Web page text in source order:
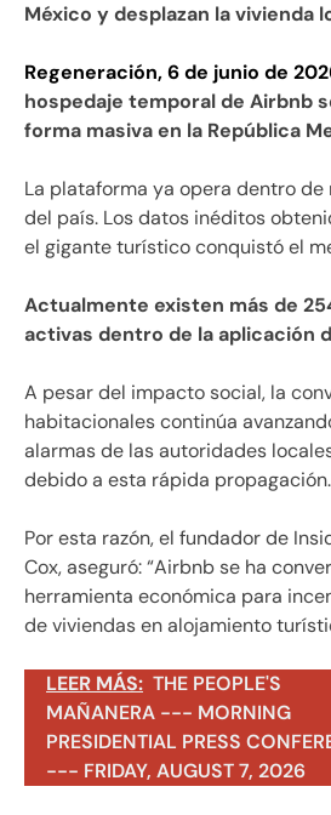
México y desplazan la vivienda
Regeneración, 6 de junio de
hospedaje temporal de Airbnb
forma masiva en la República
La plataforma ya opera dentro
del país. Los datos inéditos
el gigante turístico conquistó el
Actualmente existen más de
activas dentro de la aplicación
A pesar del impacto social, la
habitacionales continúa
alarmas de las autoridades
debido a esta rápida propagación.
Por esta razón, el fundador de
Cox, aseguró: “Airbnb se ha
herramienta económica para
de viviendas en alojamiento
LEER MÁS: THE PEOPLE'S
MAÑANERA --- MORNING
PRESIDENTIAL PRESS
--- FRIDAY, AUGUST 7, 2026